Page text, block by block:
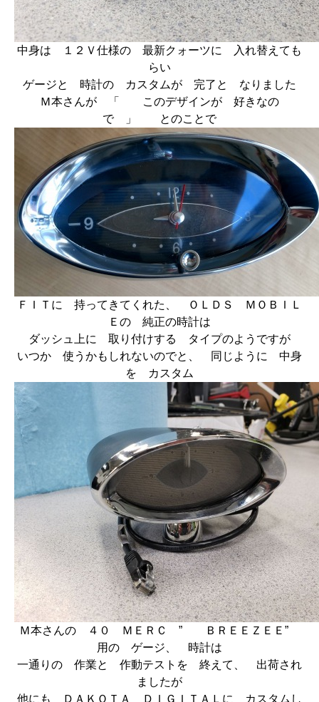
中身は １２Ｖ仕様の 最新クォーツに 入れ替えても
らい
ゲージと 時計の カスタムが 完了と なりました
Ｍ本さんが 「 このデザインが 好きなの
で 」 とのことで
ＦＩＴに 持ってきてくれた、 ＯＬＤＳ ＭＯＢＩＬ
Ｅの 純正の時計は
ダッシュ上に 取り付けする タイプのようですが
いつか 使うかもしれないのでと、 同じように 中身
を カスタム
Ｍ本さんの ４０ ＭＥＲＣ ” ＢＲＥＥＺＥＥ”
用の ゲージ、 時計は
一通りの 作業と 作動テストを 終えて、 出荷され
ましたが
他にも ＤＡＫＯＴＡ ＤＩＧＩＴＡＬに カスタムし